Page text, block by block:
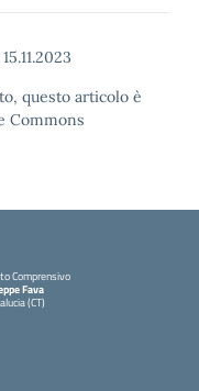
15.11.2023
questo articolo è
Commons
Comprensivo
Fava
(CT)